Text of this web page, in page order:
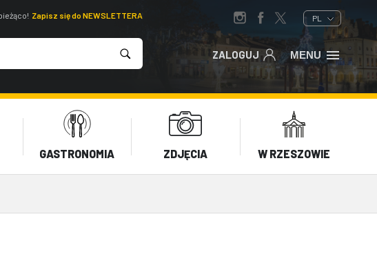
Zapisz się do NEWSLETTERA PL
ZALOGUJ MENU
GASTRONOMIA ZDJĘCIA W RZESZOWIE